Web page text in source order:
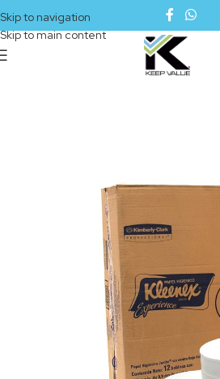
Skip to navigation
Skip to main content